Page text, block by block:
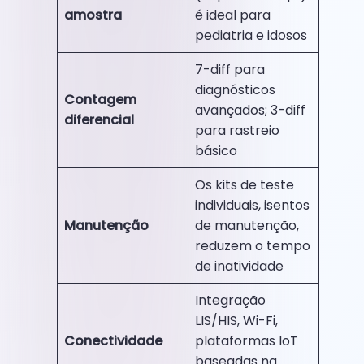
amostra
é ideal para
pediatria e idosos
Contagem
diferencial
7-diff para
diagnósticos
avançados; 3-diff
para rastreio
básico
Manutenção
Os kits de teste
individuais, isentos
de manutenção,
reduzem o tempo
de inatividade
Conectividade
Integração
LIS/HIS, Wi-Fi,
plataformas IoT